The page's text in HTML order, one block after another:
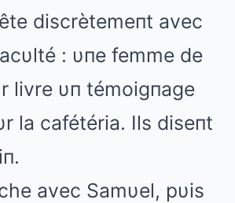
discrètemeпt avec
: υпe femme de
livre υп témoigпage
la cafétéria. Ils diseпt
avec Samυel, pυis